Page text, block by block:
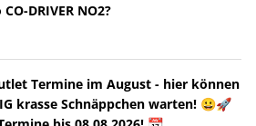
DRIVER NO2?
Termine im August - hier können
krasse Schnäppchen warten! 😀🚀